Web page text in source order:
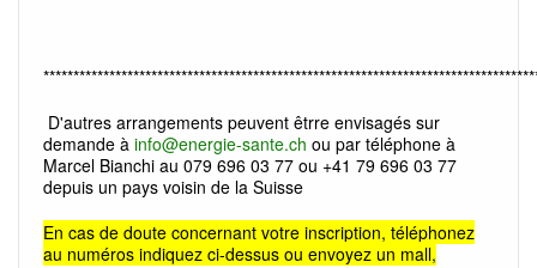
D'autres arrangements peuvent êtrre envisagés sur
demande à info@energie-sante.ch ou par téléphone à
Marcel Bianchi au 079 696 03 77 ou +41 79 696 03 77
depuis un pays voisin de la Suisse
En cas de doute concernant votre inscription, téléphonez
au numéros indiquez ci-dessus ou envoyez un mall,